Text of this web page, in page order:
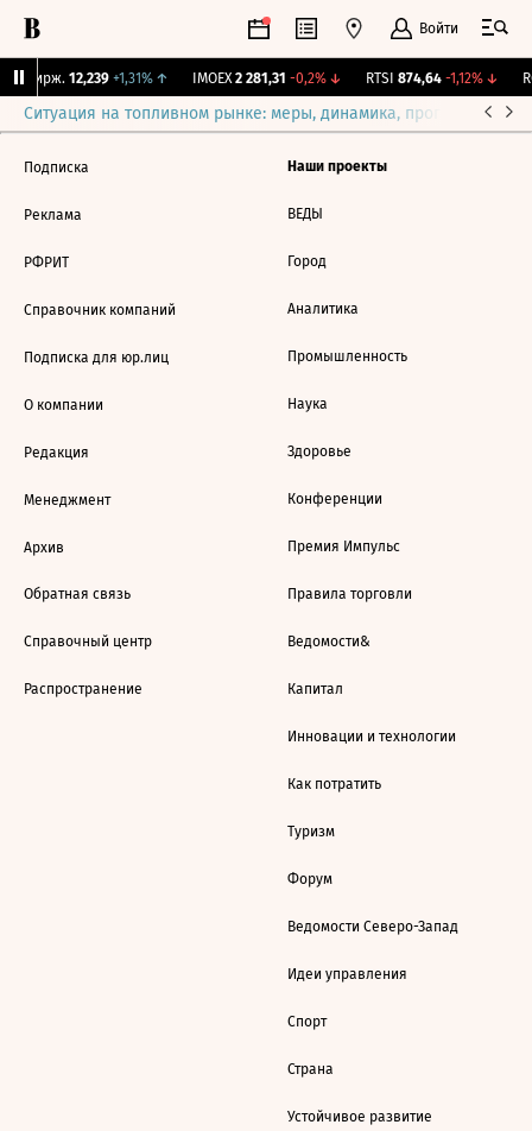
Войти
Бирж. 12,239 +1,31%↑ IMOEX 2 281,31 -0,2%↓ RTSI 874,64 -1,12%↓
Ситуация на топливном рынке: меры, динамика, прогнозы
Подписка
Реклама
РФРИТ
Справочник компаний
Подписка для юр.лиц
О компании
Редакция
Менеджмент
Архив
Обратная связь
Справочный центр
Распространение
Наши проекты
ВЕДЫ
Город
Аналитика
Промышленность
Наука
Здоровье
Конференции
Премия Импульс
Правила торговли
Ведомости&
Капитал
Инновации и технологии
Как потратить
Туризм
Форум
Ведомости Северо-Запад
Идеи управления
Спорт
Страна
Устойчивое развитие